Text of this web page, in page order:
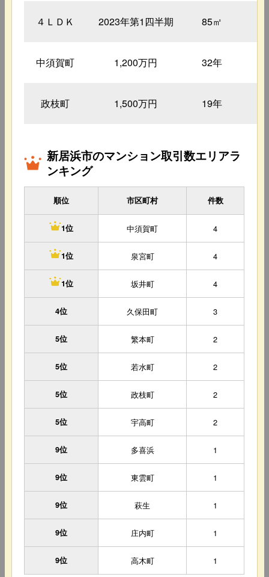
４ＬＤＫ 2023年第1四半期 85㎡
中須賀町 1,200万円 32年
政枝町 1,500万円 19年
新居浜市のマンション取引数エリアラ
ンキング
順位 市区町村 件数
1位 中須賀町 4
1位 泉宮町 4
1位 坂井町 4
4位 久保田町 3
5位 繁本町 2
5位 若水町 2
5位 政枝町 2
5位 宇高町 2
9位 多喜浜 1
9位 東雲町 1
9位 萩生 1
9位 庄内町 1
9位 高木町 1